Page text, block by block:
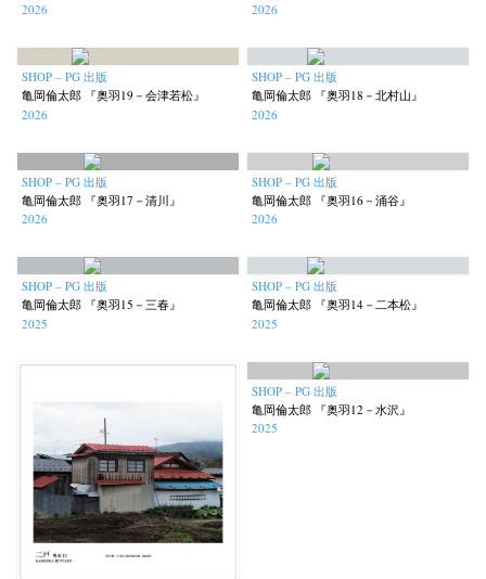
2026
2026
SHOP – PG 出版
亀岡倫太郎 『奥羽19－会津若松』
2026
SHOP – PG 出版
亀岡倫太郎 『奥羽18－北村山』
2026
SHOP – PG 出版
亀岡倫太郎 『奥羽17－清川』
2026
SHOP – PG 出版
亀岡倫太郎 『奥羽16－涌谷』
2026
SHOP – PG 出版
亀岡倫太郎 『奥羽15－三春』
2025
SHOP – PG 出版
亀岡倫太郎 『奥羽14－二本松』
2025
SHOP – PG 出版
亀岡倫太郎 『奥羽12－水沢』
2025